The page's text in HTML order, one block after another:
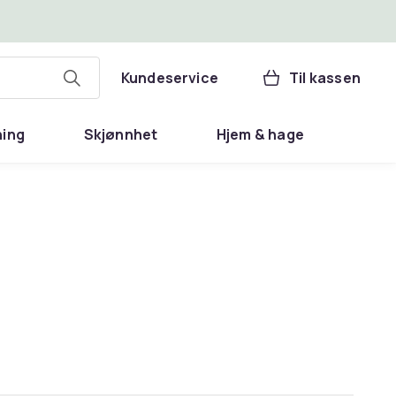
Kundeservice Til kassen
Skjønnhet Hjem & hage